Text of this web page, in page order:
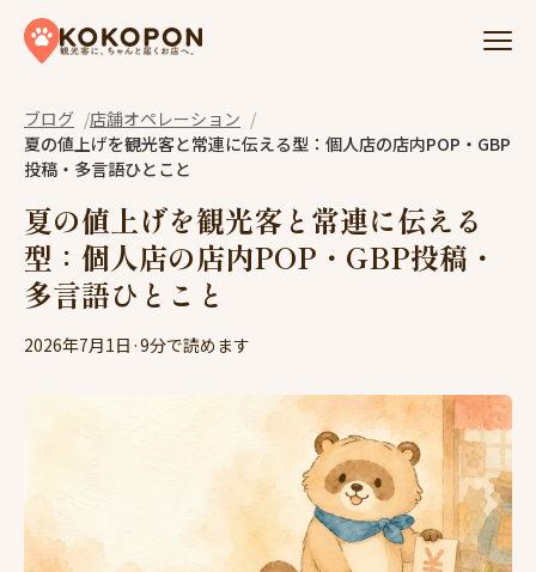
Skip to content
ブログ
店舗オペレーション
夏の値上げを観光客と常連に伝える型：個人店の店内POP・GBP
投稿・多言語ひとこと
夏の値上げを観光客と常連に伝える
型：個人店の店内POP・GBP投稿・
多言語ひとこと
2026年7月1日 ·9分で読めます